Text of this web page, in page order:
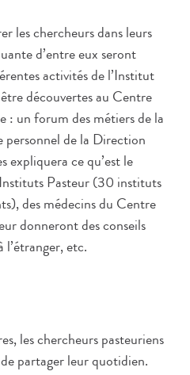
les chercheurs dans leurs
d’entre eux seront
activités de l’Institut
découvertes au Centre
: un forum des métiers de la
personnel de la Direction
expliquera ce qu’est le
Pasteur (30 instituts
des médecins du Centre
donneront des conseils
l’étranger, etc.
les chercheurs pasteuriens
partager leur quotidien.